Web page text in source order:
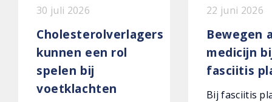
30 juli 2026
Cholesterolverlagers
kunnen een rol
spelen bij
voetklachten
22 juni 2026
Bewegen
medicijn
fasciitis
Bij fasciitis